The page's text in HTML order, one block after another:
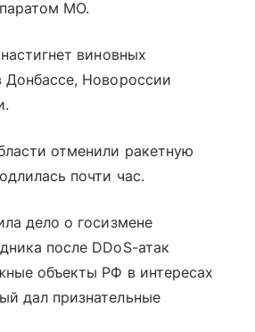
МО.
настигнет виновных
Донбассе, Новороссии
отменили ракетную
почти час.
дело о госизмене
после DDoS-атак
объекты РФ в интересах
дал признательные